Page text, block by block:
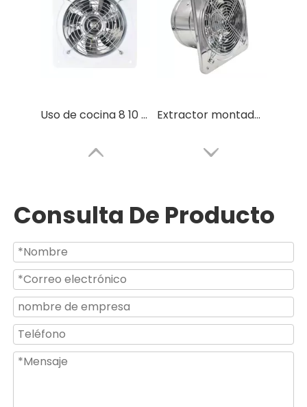
Uso de cocina 8 10 12 14 Extractor de aire de alta velocidad para montaje en pared de 16 pulgadas Extractor montado en la pared de cuchillas de acero inoxidable de alta velocidad de 16 pulgadas
Extractor de aire eléctrico de alta presión para uso en cocina
Consulta De Producto